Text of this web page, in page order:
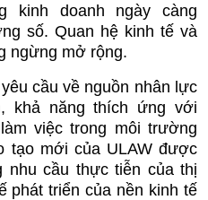
kinh doanh ngày càng
số. Quan hệ kinh tế và
ngừng mở rộng.
cầu về nguồn nhân lực
khả năng thích ứng với
việc trong môi trường
tạo mới của ULAW được
nhu cầu thực tiễn của thị
phát triển của nền kinh tế